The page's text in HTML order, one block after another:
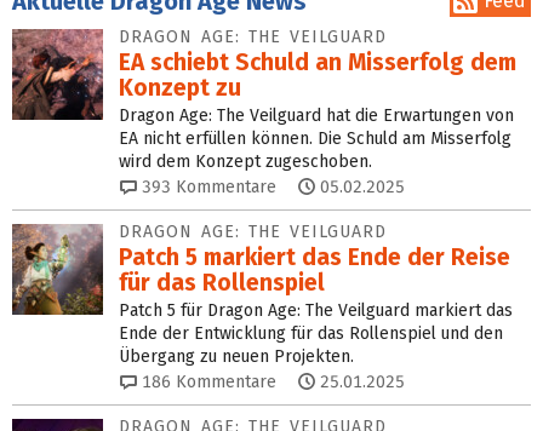
DRAGON AGE: THE VEILGUARD
EA schiebt Schuld an Misserfolg dem
Konzept zu
Dragon Age: The Veilguard hat die Erwartungen von
EA nicht erfüllen können. Die Schuld am Misserfolg
wird dem Konzept zugeschoben.
393 Kommentare 05.02.2025
DRAGON AGE: THE VEILGUARD
Patch 5 markiert das Ende der Reise
für das Rollenspiel
Patch 5 für Dragon Age: The Veilguard markiert das
Ende der Entwicklung für das Rollenspiel und den
Übergang zu neuen Projekten.
186 Kommentare 25.01.2025
DRAGON AGE: THE VEILGUARD